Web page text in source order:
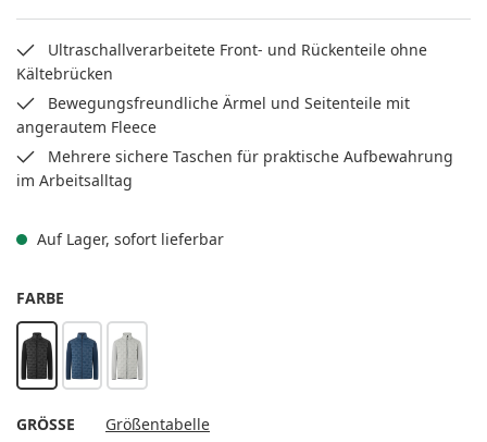
Ultraschallverarbeitete Front- und Rückenteile ohne
Kältebrücken
Bewegungsfreundliche Ärmel und Seitenteile mit
angerautem Fleece
Mehrere sichere Taschen für praktische Aufbewahrung
im Arbeitsalltag
Auf Lager, sofort lieferbar
FARBE
schwarzmarinehellgrau
GRÖSSE AUSWÄHLEN
Größentabelle